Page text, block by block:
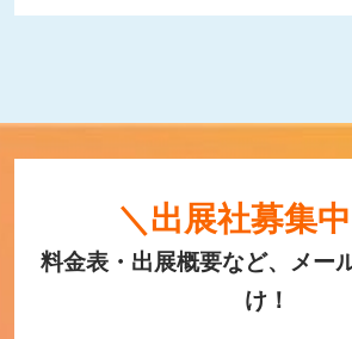
＼出展社募集
料金表・出展概要など、メー
け！